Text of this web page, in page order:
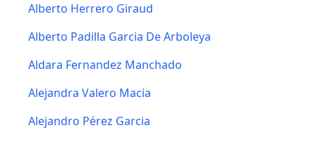
Alberto Herrero Giraud
Alberto Padilla Garcia De Arboleya
Aldara Fernandez Manchado
Alejandra Valero Macia
Alejandro Pérez Garcia